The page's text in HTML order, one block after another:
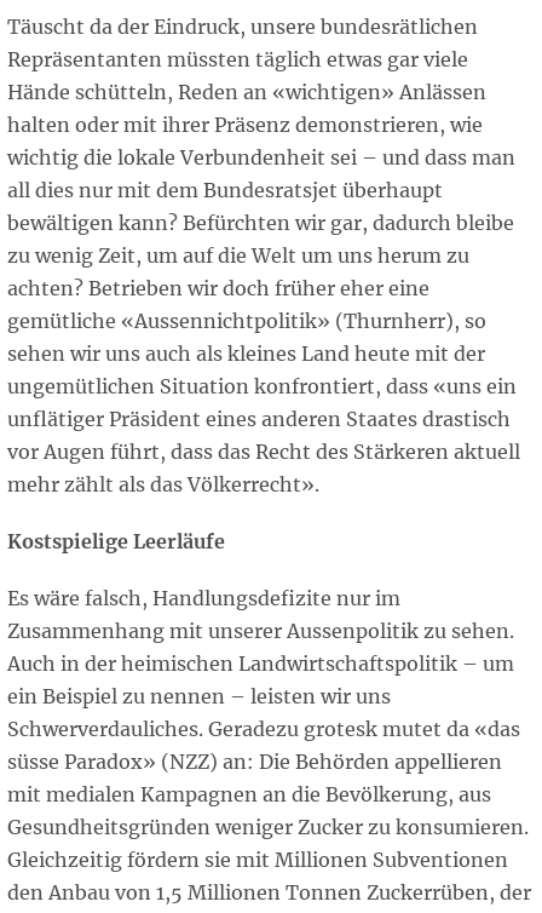
Täuscht da der Eindruck, unsere bundesrätlichen
Repräsentanten müssten täglich etwas gar viele
Hände schütteln, Reden an «wichtigen» Anlässen
halten oder mit ihrer Präsenz demonstrieren, wie
wichtig die lokale Verbundenheit sei – und dass man
all dies nur mit dem Bundesratsjet überhaupt
bewältigen kann? Befürchten wir gar, dadurch bleibe
zu wenig Zeit, um auf die Welt um uns herum zu
achten? Betrieben wir doch früher eher eine
gemütliche «Aussennichtpolitik» (Thurnherr), so
sehen wir uns auch als kleines Land heute mit der
ungemütlichen Situation konfrontiert, dass «uns ein
unflätiger Präsident eines anderen Staates drastisch
vor Augen führt, dass das Recht des Stärkeren aktuell
mehr zählt als das Völkerrecht».
Kostspielige Leerläufe
Es wäre falsch, Handlungsdefizite nur im
Zusammenhang mit unserer Aussenpolitik zu sehen.
Auch in der heimischen Landwirtschaftspolitik – um
ein Beispiel zu nennen – leisten wir uns
Schwerverdauliches. Geradezu grotesk mutet da «das
süsse Paradox» (NZZ) an: Die Behörden appellieren
mit medialen Kampagnen an die Bevölkerung, aus
Gesundheitsgründen weniger Zucker zu konsumieren.
Gleichzeitig fördern sie mit Millionen Subventionen
den Anbau von 1,5 Millionen Tonnen Zuckerrüben, der